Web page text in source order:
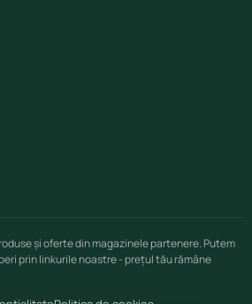
și oferte din magazinele partenere. Putem
prin linkurile noastre - prețul tău rămâne